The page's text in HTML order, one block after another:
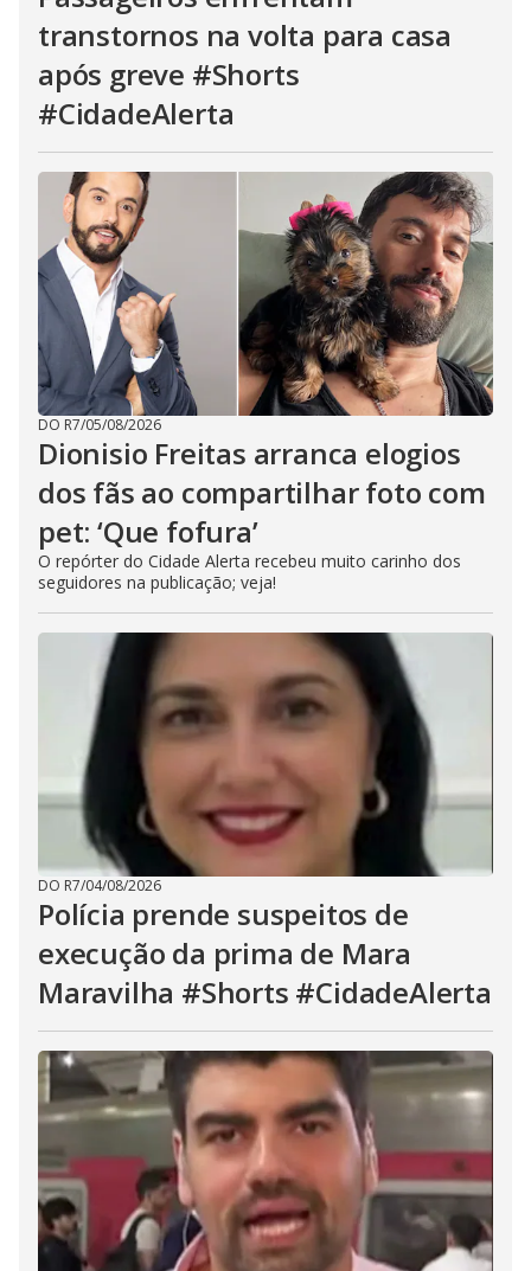
transtornos na volta para casa
após greve #Shorts
#CidadeAlerta
DO R7/05/08/2026
Dionisio Freitas arranca elogios
dos fãs ao compartilhar foto com
pet: ‘Que fofura’
O repórter do Cidade Alerta recebeu muito carinho dos
seguidores na publicação; veja!
DO R7/04/08/2026
Polícia prende suspeitos de
execução da prima de Mara
Maravilha #Shorts #CidadeAlerta